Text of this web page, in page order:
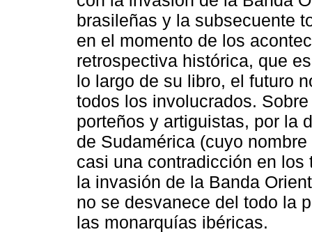
brasileñas y la subsecuente
en el momento de los
retrospectiva histórica, que
lo largo de su libro, el futuro
todos los involucrados.
porteños y artiguistas, por la
de Sudamérica (cuyo
casi una contradicción en los
la invasión de la Banda
no se desvanece del todo la
las monarquías ibéricas.